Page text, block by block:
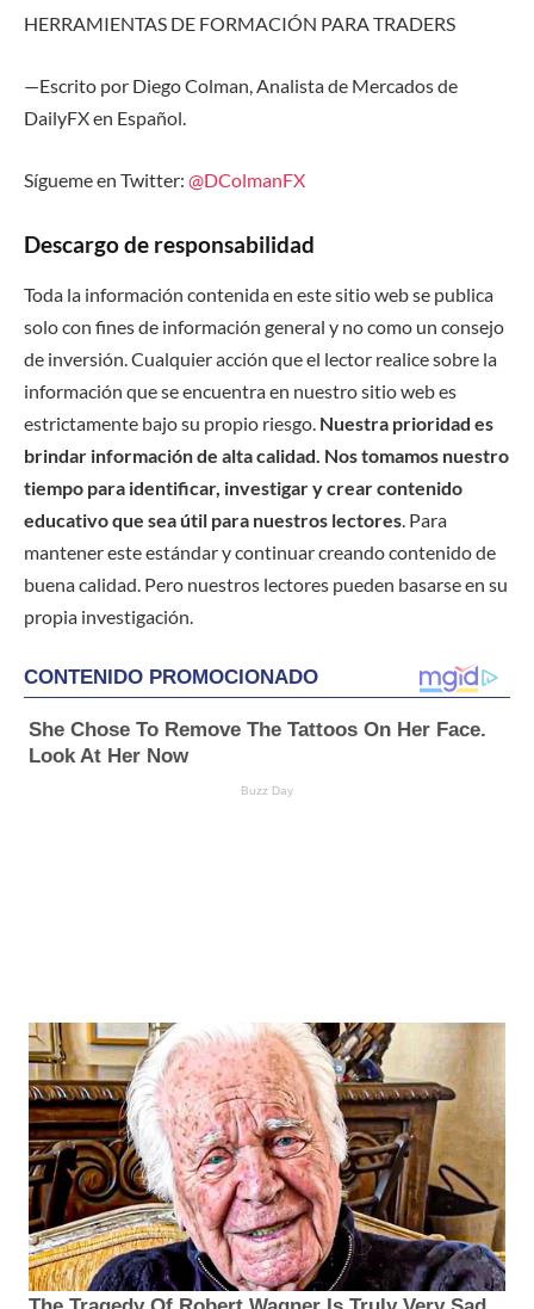
HERRAMIENTAS DE FORMACIÓN PARA TRADERS
—Escrito por Diego Colman, Analista de Mercados de
DailyFX en Español.
Sígueme en Twitter: @DColmanFX
Descargo de responsabilidad
Toda la información contenida en este sitio web se publica
solo con fines de información general y no como un consejo
de inversión. Cualquier acción que el lector realice sobre la
información que se encuentra en nuestro sitio web es
estrictamente bajo su propio riesgo. Nuestra prioridad es
brindar información de alta calidad. Nos tomamos nuestro
tiempo para identificar, investigar y crear contenido
educativo que sea útil para nuestros lectores. Para
mantener este estándar y continuar creando contenido de
buena calidad. Pero nuestros lectores pueden basarse en su
propia investigación.